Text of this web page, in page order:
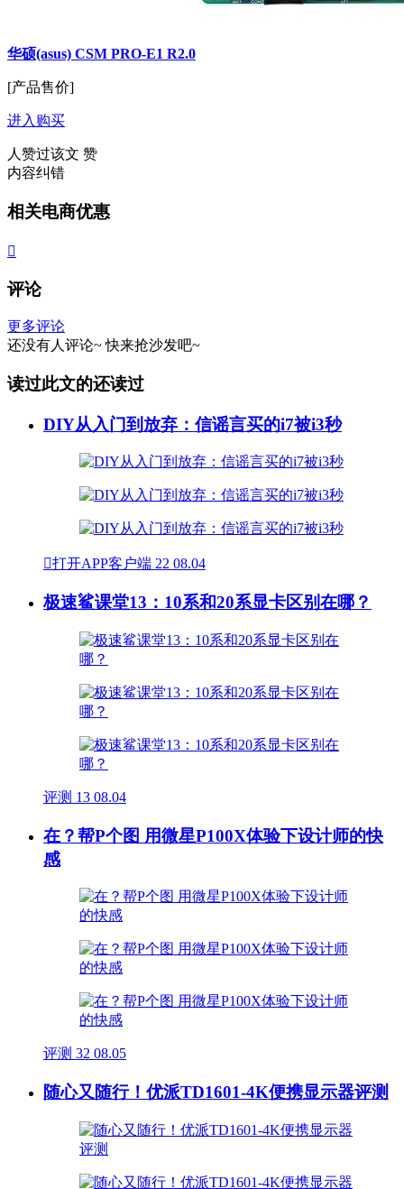
华硕(asus) CSM PRO-E1 R2.0
[产品售价]
进入购买
人赞过该文 赞
内容纠错
相关电商优惠

评论
更多评论
还没有人评论~ 快来抢沙发吧~
读过此文的还读过
DIY从入门到放弃：信谣言买的i7被i3秒
打开APP客户端 22 08.04
极速鲨课堂13：10系和20系显卡区别在哪？
评测 13 08.04
在？帮P个图 用微星P100X体验下设计师的快
感
评测 32 08.05
随心又随行！优派TD1601-4K便携显示器评测